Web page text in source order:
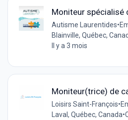
Moniteur spécialisé
Autisme Laurentides•
Blainville, Québec,
Il y a 3 mois
Moniteur(trice) de
Loisirs Saint-François•
Laval, Québec, Canada•